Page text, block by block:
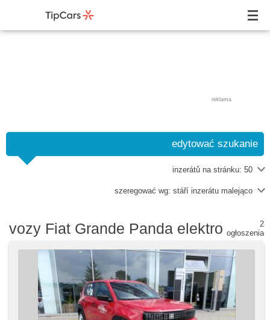
reklama
edytować szukanie
inzerátů na stránku: 50
szeregować wg: stáří inzerátu malejąco
vozy Fiat Grande Panda elektro
2
ogłoszenia